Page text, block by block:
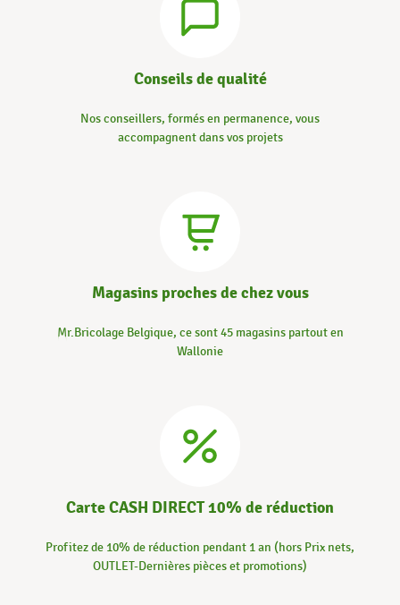
Conseils de qualité
Nos conseillers, formés en permanence, vous
accompagnent dans vos projets
Magasins proches de chez vous
Mr.Bricolage Belgique, ce sont 45 magasins partout en
Wallonie
Carte CASH DIRECT 10% de réduction
Profitez de 10% de réduction pendant 1 an (hors Prix nets,
OUTLET-Dernières pièces et promotions)